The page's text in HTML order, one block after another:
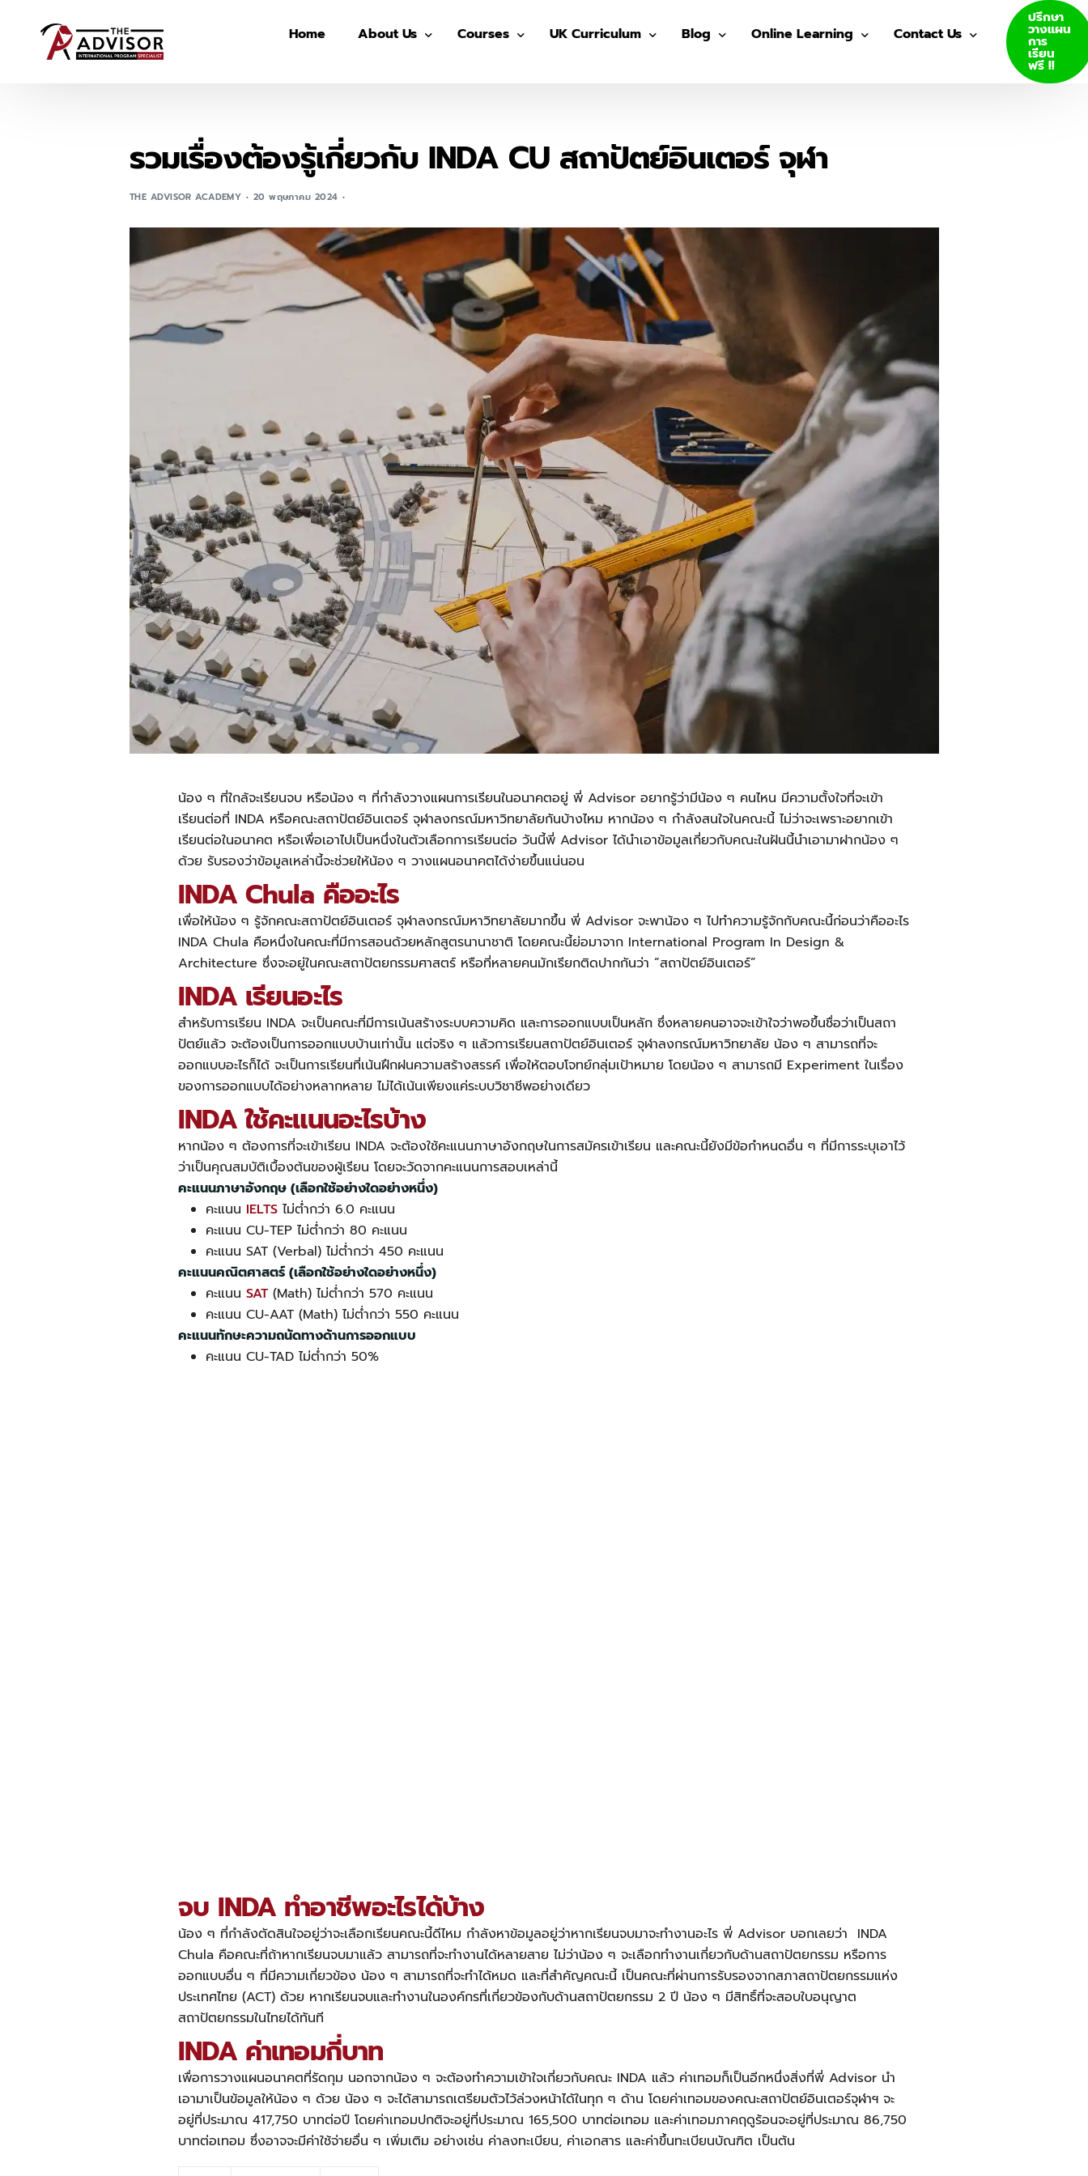
Home About Us
The Advisor On-site
Courses
ติว IGCSE
MUIDS ติวเข้า ม.4
UK Curriculum
IGCSE (Year 10-11)
Blog
SAT
Blog
Online Learning
GED E-Books
Contact Us
ปรึกษา
วางแผน
การ
เรียน
ฟรี !!
รวมเรื่องต้องรู้เกี่ยวกับ INDA CU สถาปัตย์อินเตอร์ จุฬา
THE ADVISOR ACADEMY 20 พฤษภาคม 2024
น้อง ๆ ที่ใกล้จะเรียนจบ หรือน้อง ๆ ที่กำลังวางแผนการเรียนในอนาคตอยู่ พี่ Advisor อยากรู้ว่ามีน้อง ๆ คนไหน มีความตั้งใจที่จะเข้า
เรียนต่อที่ INDA หรือคณะสถาปัตย์อินเตอร์ จุฬาลงกรณ์มหาวิทยาลัยกันบ้างไหม หากน้อง ๆ กำลังสนใจในคณะนี้ ไม่ว่าจะเพราะอยากเข้า
เรียนต่อในอนาคต หรือเพื่อเอาไปเป็นหนึ่งในตัวเลือกการเรียนต่อ วันนี้พี่ Advisor ได้นำเอาข้อมูลเกี่ยวกับคณะในฝันนี้นำเอามาฝากน้อง ๆ
ด้วย รับรองว่าข้อมูลเหล่านี้จะช่วยให้น้อง ๆ วางแผนอนาคตได้ง่ายขึ้นแน่นอน
INDA Chula คืออะไร
เพื่อให้น้อง ๆ รู้จักคณะสถาปัตย์อินเตอร์ จุฬาลงกรณ์มหาวิทยาลัยมากขึ้น พี่ Advisor จะพาน้อง ๆ ไปทำความรู้จักกับคณะนี้ก่อนว่าคืออะไร
INDA Chula คือหนึ่งในคณะที่มีการสอนด้วยหลักสูตรนานาชาติ โดยคณะนี้ย่อมาจาก International Program In Design &
Architecture ซึ่งจะอยู่ในคณะสถาปัตยกรรมศาสตร์ หรือที่หลายคนมักเรียกติดปากกันว่า “สถาปัตย์อินเตอร์”
INDA เรียนอะไร
สำหรับการเรียน INDA จะเป็นคณะที่มีการเน้นสร้างระบบความคิด และการออกแบบเป็นหลัก ซึ่งหลายคนอาจจะเข้าใจว่าพอขึ้นชื่อว่าเป็นสถา
ปัตย์แล้ว จะต้องเป็นการออกแบบบ้านเท่านั้น แต่จริง ๆ แล้วการเรียนสถาปัตย์อินเตอร์ จุฬาลงกรณ์มหาวิทยาลัย น้อง ๆ สามารถที่จะ
ออกแบบอะไรก็ได้ จะเป็นการเรียนที่เน้นฝึกฝนความสร้างสรรค์ เพื่อให้ตอบโจทย์กลุ่มเป้าหมาย โดยน้อง ๆ สามารถมี Experiment ในเรื่อง
ของการออกแบบได้อย่างหลากหลาย ไม่ได้เน้นเพียงแค่ระบบวิชาชีพอย่างเดียว
INDA ใช้คะแนนอะไรบ้าง
หากน้อง ๆ ต้องการที่จะเข้าเรียน INDA จะต้องใช้คะแนนภาษาอังกฤษในการสมัครเข้าเรียน และคณะนี้ยังมีข้อกำหนดอื่น ๆ ที่มีการระบุเอาไว้
ว่าเป็นคุณสมบัติเบื้องต้นของผู้เรียน โดยจะวัดจากคะแนนการสอบเหล่านี้
คะแนนภาษาอังกฤษ (เลือกใช้อย่างใดอย่างหนึ่ง)
คะแนน IELTS ไม่ต่ำกว่า 6.0 คะแนน
คะแนน CU-TEP ไม่ต่ำกว่า 80 คะแนน
คะแนน SAT (Verbal) ไม่ต่ำกว่า 450 คะแนน
คะแนนคณิตศาสตร์ (เลือกใช้อย่างใดอย่างหนึ่ง)
คะแนนSAT(Math) ไม่ต่ำกว่า 570 คะแนน
คะแนน CU-AAT (Math) ไม่ต่ำกว่า 550 คะแนน
คะแนนทักษะความถนัดทางด้านการออกแบบ
คะแนน CU-TAD ไม่ต่ำกว่า 50%
จบ INDA ทำอาชีพอะไรได้บ้าง
น้อง ๆ ที่กำลังตัดสินใจอยู่ว่าจะเลือกเรียนคณะนี้ดีไหม กำลังหาข้อมูลอยู่ว่าหากเรียนจบมาจะทำงานอะไร พี่ Advisor บอกเลยว่า INDA
Chula คือคณะที่ถ้าหากเรียนจบมาแล้ว สามารถที่จะทำงานได้หลายสาย ไม่ว่าน้อง ๆ จะเลือกทำงานเกี่ยวกับด้านสถาปัตยกรรม หรือการ
ออกแบบอื่น ๆ ที่มีความเกี่ยวข้อง น้อง ๆ สามารถที่จะทำได้หมด และที่สำคัญคณะนี้ เป็นคณะที่ผ่านการรับรองจากสภาสถาปัตยกรรมแห่ง
ประเทศไทย (ACT) ด้วย หากเรียนจบและทำงานในองค์กรที่เกี่ยวข้องกับด้านสถาปัตยกรรม 2 ปี น้อง ๆ มีสิทธิ์ที่จะสอบใบอนุญาต
สถาปัตยกรรมในไทยได้ทันที
INDA ค่าเทอมกี่บาท
เพื่อการวางแผนอนาคตที่รัดกุม นอกจากน้อง ๆ จะต้องทำความเข้าใจเกี่ยวกับคณะ INDA แล้ว ค่าเทอมก็เป็นอีกหนึ่งสิ่งที่พี่ Advisor นำ
เอามาเป็นข้อมูลให้น้อง ๆ ด้วย น้อง ๆ จะได้สามารถเตรียมตัวไว้ล่วงหน้าได้ในทุก ๆ ด้าน โดยค่าเทอมของคณะสถาปัตย์อินเตอร์จุฬาฯ จะ
อยู่ที่ประมาณ 417,750 บาทต่อปี โดยค่าเทอมปกติจะอยู่ที่ประมาณ 165,500 บาทต่อเทอม และค่าเทอมภาคฤดูร้อนจะอยู่ที่ประมาณ 86,750
บาทต่อเทอม ซึ่งอาจจะมีค่าใช้จ่ายอื่น ๆ เพิ่มเติม อย่างเช่น ค่าลงทะเบียน, ค่าเอกสาร และค่าขึ้นทะเบียนบัณฑิต เป็นต้น